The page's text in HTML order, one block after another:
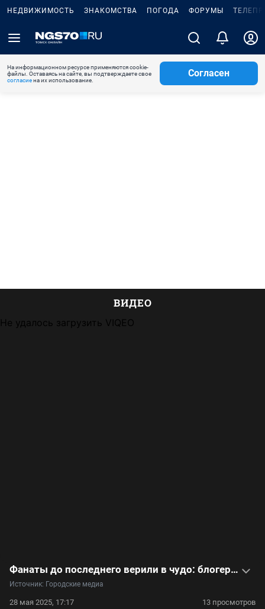
НЕДВИЖИМОСТЬ ЗНАКОМСТВА ПОГОДА ФОРУМЫ
На информационном ресурсе применяются cookie-
файлы. Оставаясь на сайте, вы подтверждаете свое
согласиена их использование.
Согласен
ВИДЕО
Не удалось загрузить VIQEO
Фанаты до последнего верили в чудо: блогер из США погибла в 19 лет от неизлечимой формы рака мозга
Источник: Городские медиа
28 мая 2025, 17:17 13 просмотров